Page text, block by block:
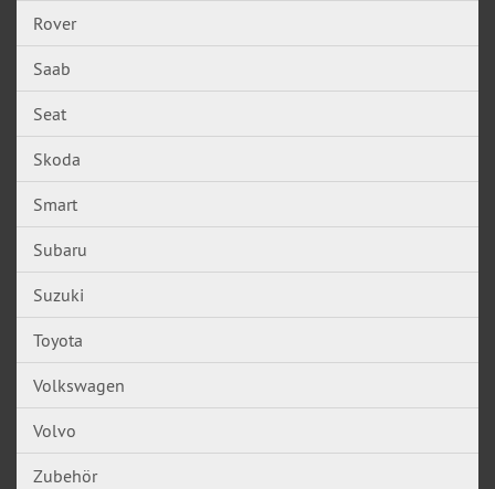
Rover
Saab
Seat
Skoda
Smart
Subaru
Suzuki
Toyota
Volkswagen
Volvo
Zubehör